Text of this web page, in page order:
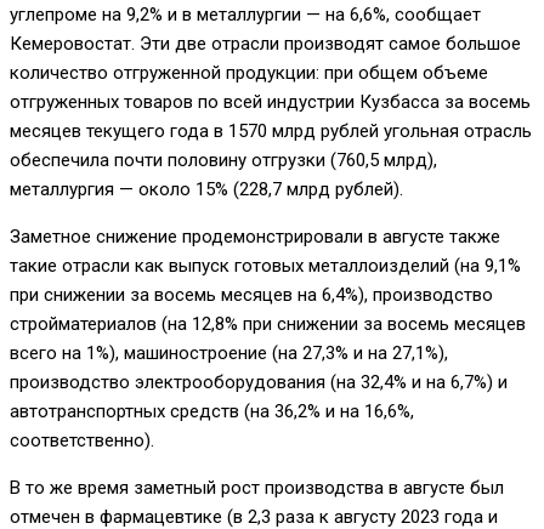
углепроме на 9,2% и в металлургии — на 6,6%, сообщает
Кемеровостат. Эти две отрасли производят самое большое
количество отгруженной продукции: при общем объеме
отгруженных товаров по всей индустрии Кузбасса за восемь
месяцев текущего года в 1570 млрд рублей угольная отрасль
обеспечила почти половину отгрузки (760,5 млрд),
металлургия — около 15% (228,7 млрд рублей).
Заметное снижение продемонстрировали в августе также
такие отрасли как выпуск готовых металлоизделий (на 9,1%
при снижении за восемь месяцев на 6,4%), производство
стройматериалов (на 12,8% при снижении за восемь месяцев
всего на 1%), машиностроение (на 27,3% и на 27,1%),
производство электрооборудования (на 32,4% и на 6,7%) и
автотранспортных средств (на 36,2% и на 16,6%,
соответственно).
В то же время заметный рост производства в августе был
отмечен в фармацевтике (в 2,3 раза к августу 2023 года и